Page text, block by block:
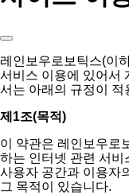
레인보우로보틱스(이
서비스 이용에 있어서
서는 아래의 규정이 적
제1조(목적)
이 약관은 레인보우로
하는 인터넷 관련 서비
사용자 공간과 이용자
그 목적이 있습니다.